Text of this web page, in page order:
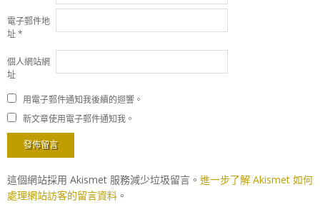
電子郵件地
址*
個人網站網
址
用電子郵件通知我後續的迴響。
新文章使用電子郵件通知我。
這個網站採用 Akismet 服務減少垃圾留言。 進一步了解 Akismet 如何
處理網站訪客的留言資料 。